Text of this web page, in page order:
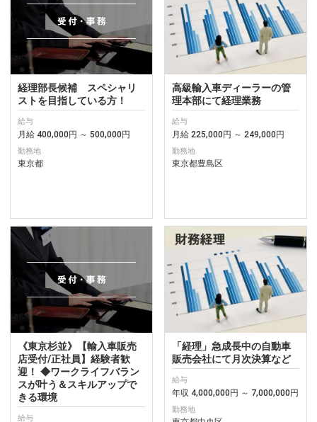
経理部長候補 スペシャリ
ストを目指している方！
給与
月給 400,000円 ～ 500,000円
勤務地
東京都
高級輸入車ディーラーの管
理本部にて経理業務
給与
月給 225,000円 ～ 249,000円
勤務地
東京都豊島区
《東京杉並》【輸入車販売
店受付/正社員】経験者歓
迎！ ◆ワークライフバラン
スが叶う＆スキルアップで
きる環境
給与
「経理」急成長中の自動車
販売会社にて月次決算など
給与
年収 4,000,000円 ～ 7,000,000円
勤務地